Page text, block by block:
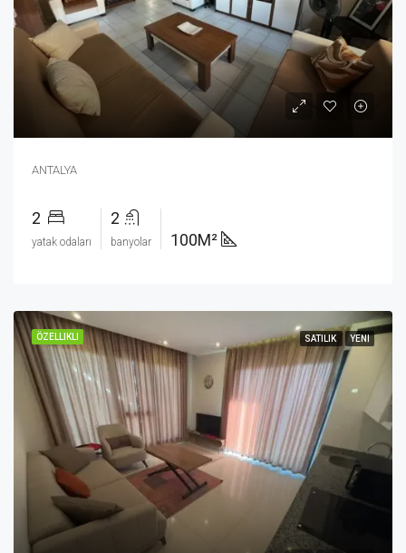
ANTALYA
2
yatak odaları
2
banyolar 100M²
ÖZELLIKLI SATILIK YENI